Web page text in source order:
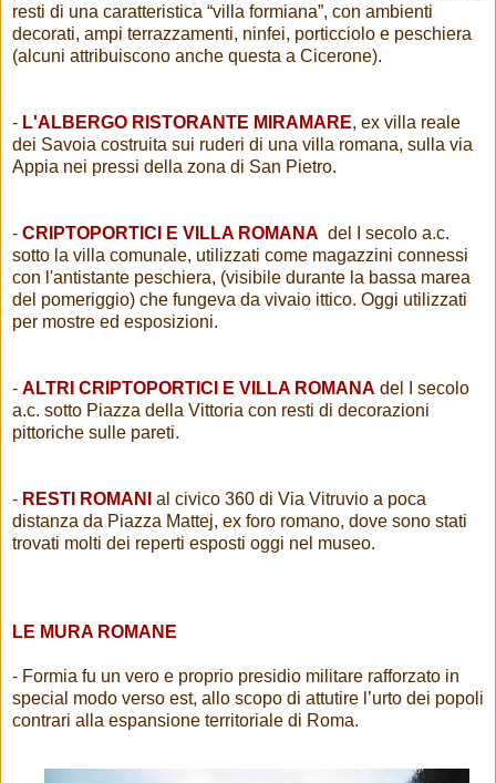
resti di una caratteristica “villa formiana”, con ambienti
decorati, ampi terrazzamenti, ninfei, porticciolo e peschiera
(alcuni attribuiscono anche questa a Cicerone).
- L'ALBERGO RISTORANTE MIRAMARE, ex villa reale
dei Savoia costruita sui ruderi di una villa romana, sulla via
Appia nei pressi della zona di San Pietro.
- CRIPTOPORTICI E VILLA ROMANA del I secolo a.c.
sotto la villa comunale, utilizzati come magazzini connessi
con l'antistante peschiera, (visibile durante la bassa marea
del pomeriggio) che fungeva da vivaio ittico. Oggi utilizzati
per mostre ed esposizioni.
- ALTRI CRIPTOPORTICI E VILLA ROMANA del I secolo
a.c. sotto Piazza della Vittoria con resti di decorazioni
pittoriche sulle pareti.
- RESTI ROMANI
al civico 360 di Via Vitruvio a poca
distanza da Piazza Mattej, ex foro romano, dove sono stati
trovati molti dei reperti esposti oggi nel museo.
LE MURA ROMANE
- Formia fu un vero e proprio presidio militare rafforzato in
special modo verso est, allo scopo di attutire l’urto dei popoli
contrari alla espansione territoriale di Roma.